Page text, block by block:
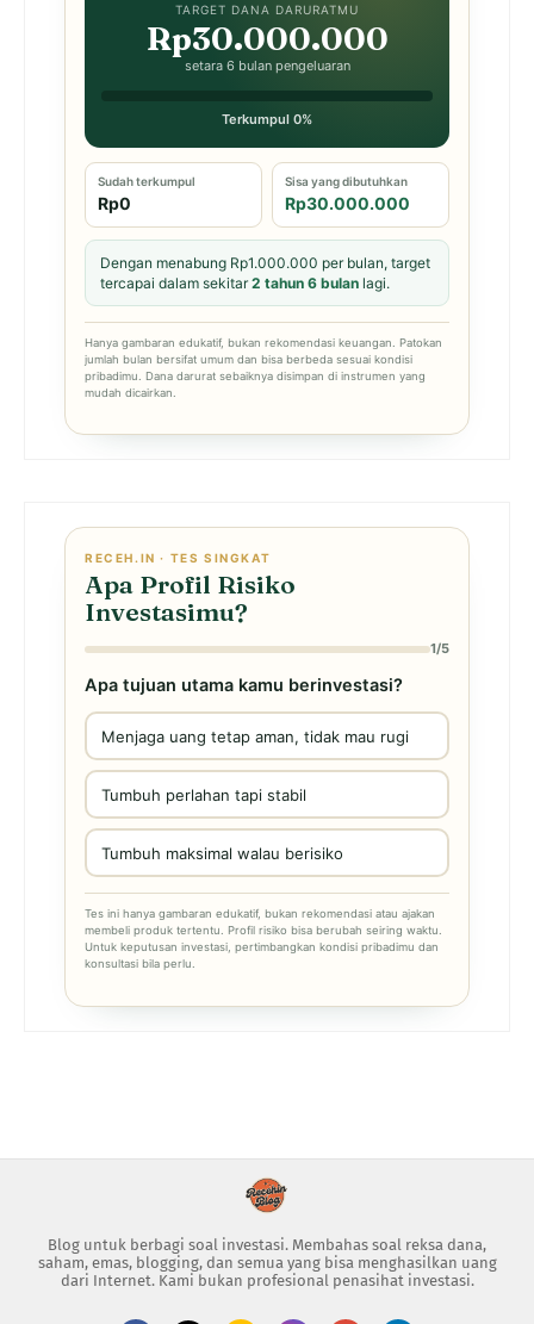
TARGET DANA DARURATMU
Rp30.000.000
setara 6 bulan pengeluaran
Terkumpul 0%
Sudah terkumpul
Rp0
Sisa yang dibutuhkan
Rp30.000.000
Dengan menabung Rp1.000.000 per bulan, target
tercapai dalam sekitar2 tahun 6 bulan lagi.
Hanya gambaran edukatif, bukan rekomendasi keuangan. Patokan
jumlah bulan bersifat umum dan bisa berbeda sesuai kondisi
pribadimu. Dana darurat sebaiknya disimpan di instrumen yang
mudah dicairkan.
RECEH.IN · TES SINGKAT
Apa Profil Risiko
Investasimu?
1/5
Apa tujuan utama kamu berinvestasi?
Menjaga uang tetap aman, tidak mau rugi
Tumbuh perlahan tapi stabil
Tumbuh maksimal walau berisiko
Tes ini hanya gambaran edukatif, bukan rekomendasi atau ajakan
membeli produk tertentu. Profil risiko bisa berubah seiring waktu.
Untuk keputusan investasi, pertimbangkan kondisi pribadimu dan
konsultasi bila perlu.
Blog untuk berbagi soal investasi. Membahas soal reksa dana,
saham, emas, blogging, dan semua yang bisa menghasilkan uang
dari Internet. Kami bukan profesional penasihat investasi.